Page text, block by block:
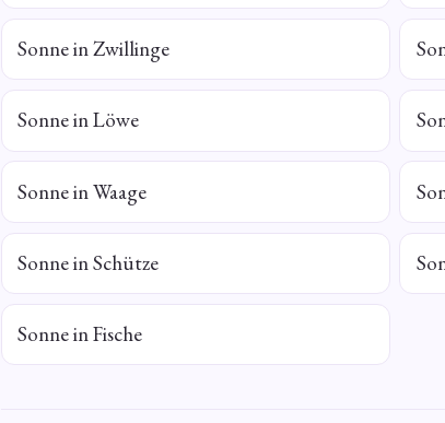
Sonne in Zwillinge
Sonne in Löwe
Sonne in Waage
Sonne in Schütze
Sonne in Fische